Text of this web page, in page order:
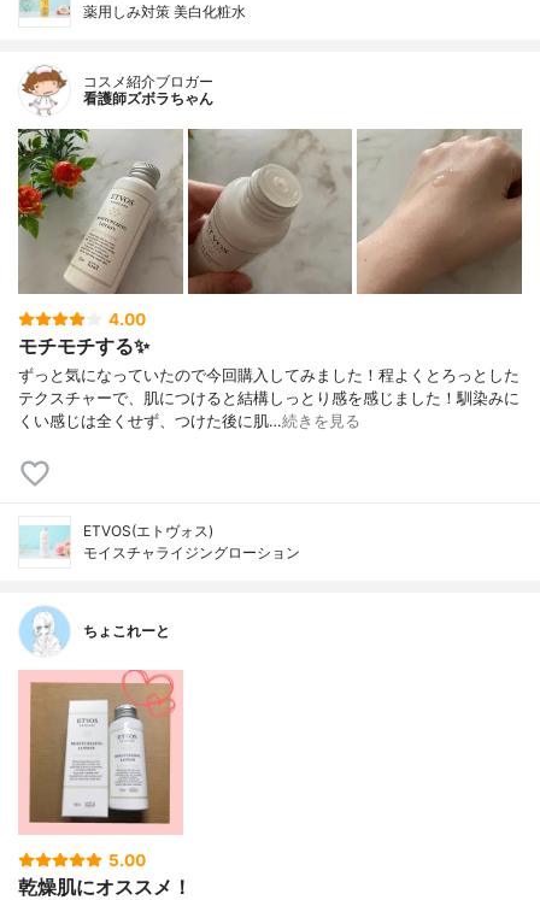
薬用しみ対策 美白化粧水
コスメ紹介ブロガー
看護師ズボラちゃん
4.00
モチモチする✨
ずっと気になっていたので今回購入してみました！程よくとろっとした
テクスチャーで、肌につけると結構しっとり感を感じました！馴染みに
くい感じは全くせず、つけた後に肌…続きを見る
ETVOS(エトヴォス)
モイスチャライジングローション
ちょこれーと
5.00
乾燥肌にオススメ！